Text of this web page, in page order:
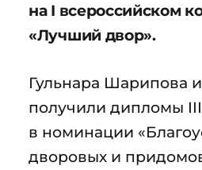
на I всероссийском
«Лучший двор».
Гульнара Шарипова
получили дипломы
в номинации
дворовых и